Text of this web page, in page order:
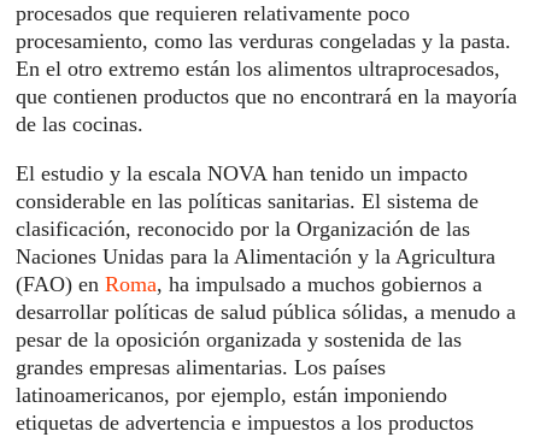
procesados ​​que requieren relativamente poco
procesamiento, como las verduras congeladas y la pasta.
En el otro extremo están los alimentos ultraprocesados,
que contienen productos que no encontrará en la mayoría
de las cocinas.
El estudio y la escala NOVA han tenido un impacto
considerable en las políticas sanitarias. El sistema de
clasificación, reconocido por la Organización de las
Naciones Unidas para la Alimentación y la Agricultura
(FAO) enRoma, ha impulsado a muchos gobiernos a
desarrollar políticas de salud pública sólidas, a menudo a
pesar de la oposición organizada y sostenida de las
grandes empresas alimentarias. Los países
latinoamericanos, por ejemplo, están imponiendo
etiquetas de advertencia e impuestos a los productos